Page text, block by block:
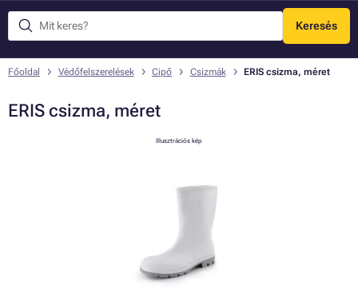
Keresés
Menü
Főoldal Védőfelszerelések Cipő Csizmák ERIS csizma, méret
ERIS csizma, méret
Illusztrációs kép